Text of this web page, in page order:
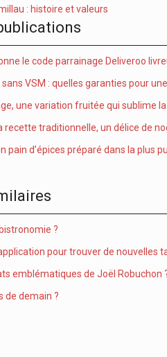
: histoire et valeurs
le code parrainage Deliveroo
VSM : quelles garanties pour
une variation fruitée qui sublime
recette traditionnelle, un délice de
pain d’épices préparé dans la plus
?
pour trouver de nouvelles
emblématiques de Joël Robuchon
de demain ?